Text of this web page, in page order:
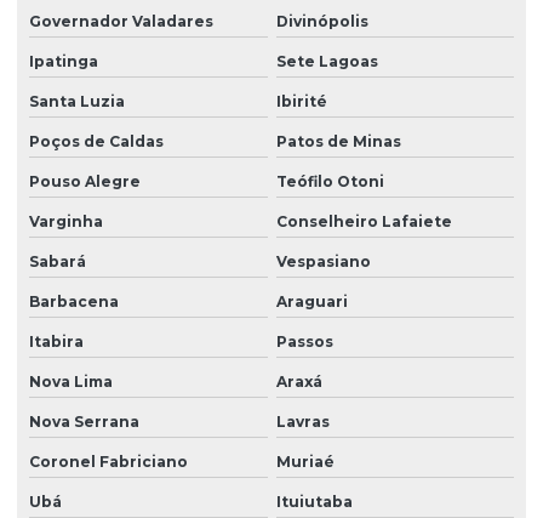
Governador Valadares Divinópolis
Ipatinga Sete Lagoas
Santa Luzia Ibirité
Poços de Caldas Patos de Minas
Pouso Alegre Teófilo Otoni
Varginha Conselheiro Lafaiete
Sabará Vespasiano
Barbacena Araguari
Itabira Passos
Nova Lima Araxá
Nova Serrana Lavras
Coronel Fabriciano Muriaé
Ubá Ituiutaba